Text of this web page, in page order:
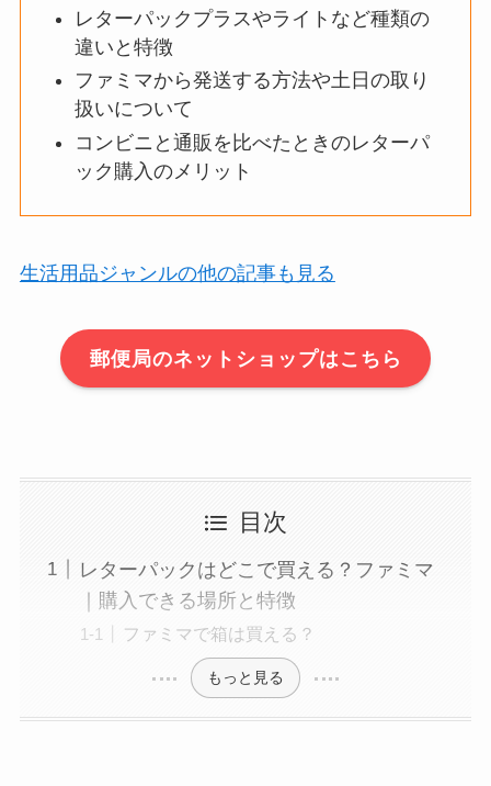
レターパックプラスやライトなど種類の
違いと特徴
ファミマから発送する方法や土日の取り
扱いについて
コンビニと通販を比べたときのレターパ
ック購入のメリット
生活用品ジャンルの他の記事も見る
郵便局のネットショップはこちら
目次
レターパックはどこで買える？ファミマ
｜購入できる場所と特徴
ファミマで箱は買える？
もっと見る